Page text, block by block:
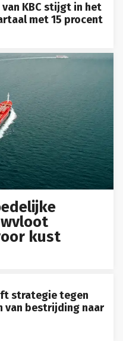
KBC stijgt in het
met 15 procent
kust
strategie tegen
van bestrijding naar